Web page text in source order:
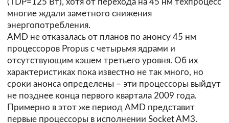
(TDP=125 Вт), хотя от перехода на 45 нм техпроцесс
многие ждали заметного снижения
энергопотребления.
AMD не отказалась от планов по анонсу 45 нм
процессоров Propus с четырьмя ядрами и
отсутствующим кэшем третьего уровня. Об их
характеристиках пока известно не так много, но
сроки анонса определены – эти процессоры выйдут
не позднее конца первого квартала 2009 года.
Примерно в этот же период AMD представит
первые процессоры в исполнении Socket AM3.